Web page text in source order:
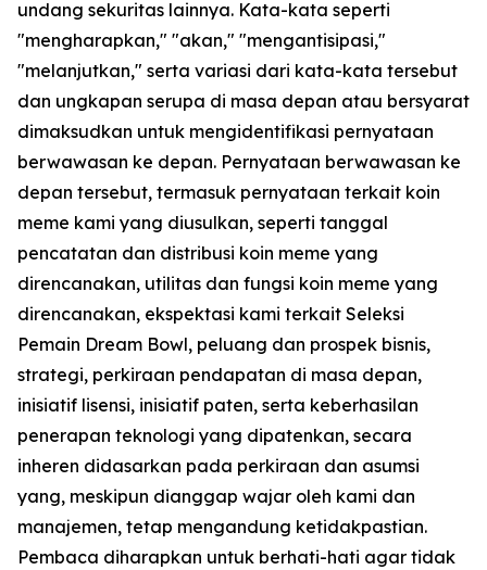
undang sekuritas lainnya. Kata-kata seperti
"mengharapkan," "akan," "mengantisipasi,"
"melanjutkan," serta variasi dari kata-kata tersebut
dan ungkapan serupa di masa depan atau bersyarat
dimaksudkan untuk mengidentifikasi pernyataan
berwawasan ke depan. Pernyataan berwawasan ke
depan tersebut, termasuk pernyataan terkait koin
meme kami yang diusulkan, seperti tanggal
pencatatan dan distribusi koin meme yang
direncanakan, utilitas dan fungsi koin meme yang
direncanakan, ekspektasi kami terkait Seleksi
Pemain Dream Bowl, peluang dan prospek bisnis,
strategi, perkiraan pendapatan di masa depan,
inisiatif lisensi, inisiatif paten, serta keberhasilan
penerapan teknologi yang dipatenkan, secara
inheren didasarkan pada perkiraan dan asumsi
yang, meskipun dianggap wajar oleh kami dan
manajemen, tetap mengandung ketidakpastian.
Pembaca diharapkan untuk berhati-hati agar tidak